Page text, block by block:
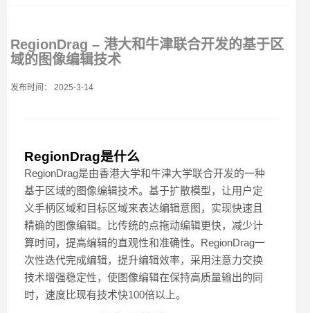
RegionDrag – 港大和牛津联合开发的基于区
域的图像编辑技术
发布时间： 2025-3-14
RegionDrag是什么
RegionDrag是由香港大学和牛津大学联合开发的一种
基于区域的图像编辑技术。基于扩散模型，让用户定
义手柄区域和目标区域来表达编辑意图，实现快速且
精确的图像编辑。比传统的点拖动编辑更快，减少计
算时间，提高编辑的直观性和准确性。RegionDrag一
次性迭代完成编辑，提升编辑效率，采用注意力交换
技术增强稳定性，使图像编辑在保持高质量输出的同
时，速度比现有技术快100倍以上。